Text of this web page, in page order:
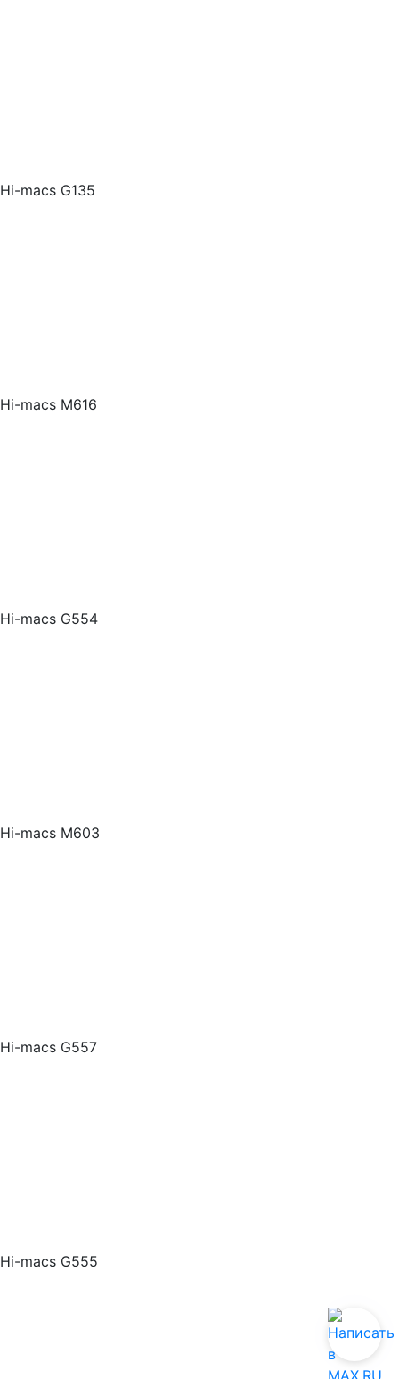
Hi-macs G135
Hi-macs M616
Hi-macs G554
Hi-macs M603
Hi-macs G557
Hi-macs G555